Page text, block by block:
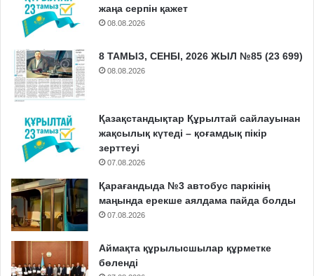
жаңа серпін қажет
08.08.2026
8 ТАМЫЗ, СЕНБІ, 2026 ЖЫЛ №85 (23 699)
08.08.2026
Қазақстандықтар Құрылтай сайлауынан
жақсылық күтеді – қоғамдық пікір
зерттеуі
07.08.2026
Қарағандыда №3 автобус паркінің
маңында ерекше аялдама пайда болды
07.08.2026
Аймақта құрылысшылар құрметке
бөленді